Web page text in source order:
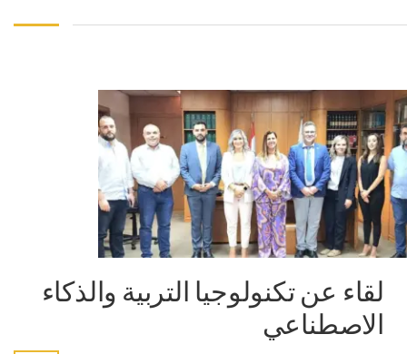
لقاء عن تكنولوجيا التربية والذكاء
الاصطناعي